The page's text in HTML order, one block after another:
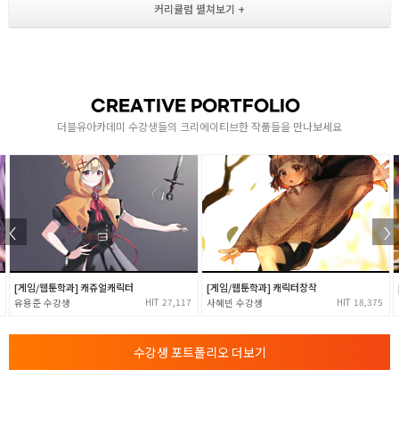
배열의 개념과 문자열 배열 이해
[ 1차원, 2차원, 다차원배열과 배열 정렬 알고리즘 ]
함수와 포인터
- 표준함수의 활용 및 사용자 정의함수
- 가변인자를 가지는 함수와 함수의 재귀호출
- 기본 파일 입출력 및 메모리 구조와 포인터의 이해
- 포인터 변수의 활용
- 배열변수와 포인터변수와 동적 메모리할당
- Call By Reference, Value
4
구조체와 모듈화
- 구조체의 이해 및 자기참조 구조체와 LinkedList
CREATIVE PORTFOLIO
더블유아카데미 수강생들의 크리에이티브한 작품들을 만나보세요
[게임/웹툰학과] 캐쥬얼캐릭터
유용준 27,117
[게임/웹툰학과] 캐릭터창작
사혜빈 18,375
수강생 포트폴리오 더보기